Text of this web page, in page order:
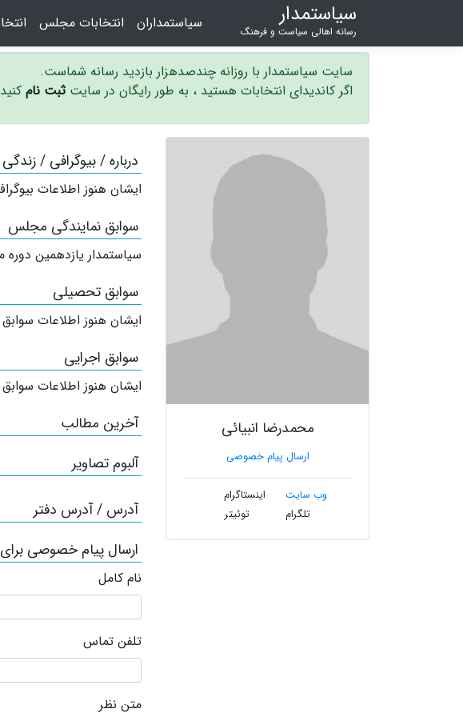
سیاستمدار
رسانه اهالی سیاست و فرهنگ سیاستمداران انتخابات مجلس
سایت سیاستمدار با روزانه چندصدهزار بازدید رسانه شماست.
اگر کاندیدای انتخابات هستید ، به طور رایگان در سایت ثبت نام
محمدرضا انبیائی
ارسال پیام خصوصی
وب سایت
اینستاگرام
تلگرام
توئیتر
درباره / بیوگرافی /
ایشان هنوز اطلاعات
سوابق نمایندگی مجلس
سیاستمدار یازدهمین
سوابق تحصیلی
ایشان هنوز اطلاعات
سوابق اجرایی
ایشان هنوز اطلاعات
آخرین مطالب
آلبوم تصاویر
آدرس / آدرس دفتر
ارسال پیام خصوصی
نام کامل
تلفن تماس
متن نظر